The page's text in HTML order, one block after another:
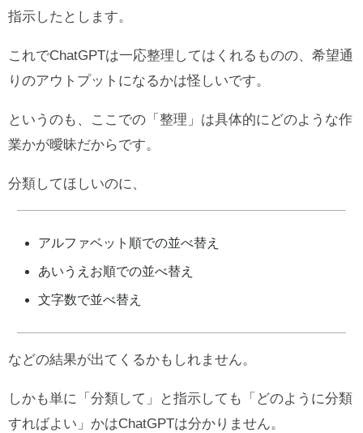
指示したとします。
これでChatGPTは一応整理してはくれるものの、希望通
りのアウトプットになるかは怪しいです。
というのも、ここでの「整理」は具体的にどのような作
業かが曖昧だからです。
分類してほしいのに、
アルファベット順での並べ替え
あいうえお順での並べ替え
文字数で並べ替え
などの結果が出てくるかもしれません。
しかも単に「分類して」と指示しても「どのように分類
すればよい」かはChatGPTは分かりません。